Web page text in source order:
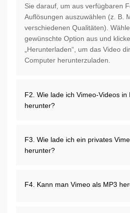
Sie darauf, um aus verfügbaren
Auflösungen auszuwählen (z. B.
verschiedenen Qualitäten).
gewünschte Option aus und
„Herunterladen“, um das Video
Computer herunterzuladen.
F2. Wie lade ich Vimeo-Videos in
herunter?
F3. Wie lade ich ein privates
herunter?
F4. Kann man Vimeo als MP3